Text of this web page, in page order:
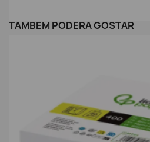
TAMBÉM PODERÁ GOSTAR